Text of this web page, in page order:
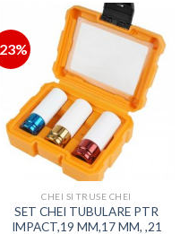
CHEI SI TRUSE CHEI
SET CHEI TUBULARE PTR
IMPACT,19 MM,17 MM, ,21